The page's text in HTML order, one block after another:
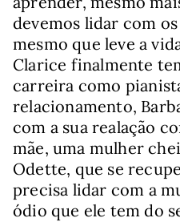
devemos lidar com
mesmo que leve a
Clarice finalmente
carreira como
relacionamento,
com a sua realação
mãe, uma mulher
Odette, que se
precisa lidar com a
ódio que ele tem do